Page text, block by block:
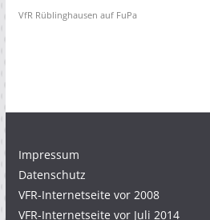
VfR Rüblinghausen auf FuPa
Impressum
Datenschutz
VFR-Internetseite vor 2008
VFR-Internetseite vor Juli 2014